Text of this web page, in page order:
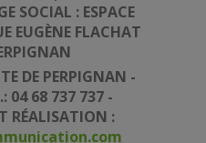
SOCIAL : ESPACE
EUGÈNE FLACHAT
DE PERPIGNAN -
04 68 737 737 -
RÉALISATION :